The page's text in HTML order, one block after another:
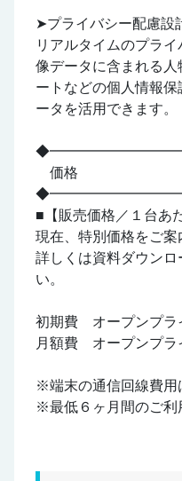
➤プライバシー配慮設
リアルタイムのプラ
像データに含まれる
ートなどの個人情報
ータを活用できます。
価格
■【販売価格／１台あ
現在、特別価格をご案
詳しくは資料ダウン
い。
初期費 オープンプラ
月額費 オープンプラ
※端末の通信回線費用
※最低６ヶ月間のご利